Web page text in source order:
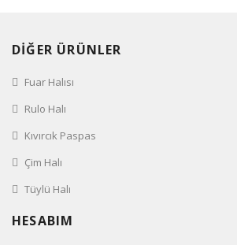
DİĞER ÜRÜNLER
Fuar Halısı
Rulo Halı
Kıvırcık Paspas
Çim Halı
Tüylü Halı
HESABIM